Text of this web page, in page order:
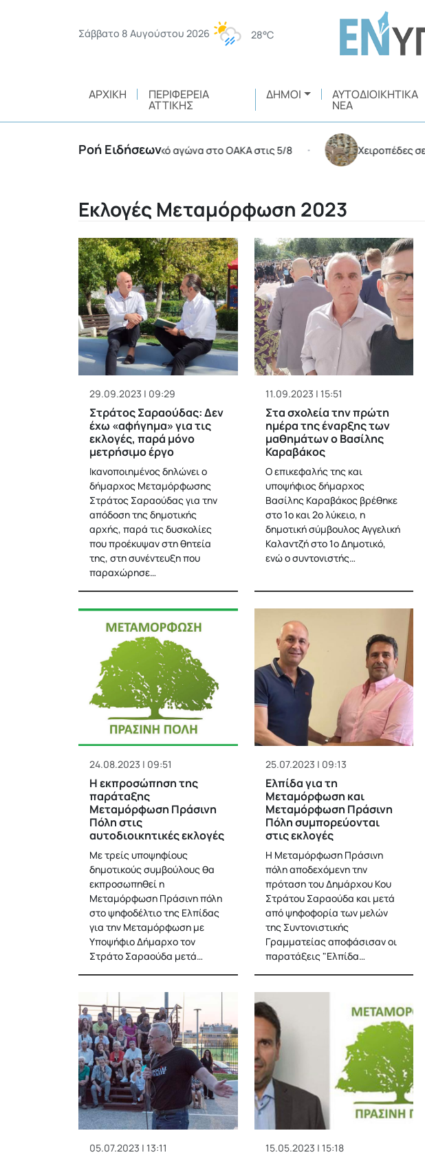
Σάββατο 8 Αυγούστου 2026 28°C
ΑΡΧΙΚΉ ΠΕΡΙΦΈΡΕΙΑ
ΑΤΤΙΚΉΣ
ΔΉΜΟΙ ΑΥΤΟΔΙΟΙΚΗΤΙΚΆ
ΝΈΑ
Ροή Ειδήσεων
σε ποδοσφαιρικό αγώνα στο ΟΑΚΑ στις 5/8 • Χειροπέδες σε 35χρονο
Εκλογές Μεταμόρφωση 2023
29.09.2023 | 09:29
Στράτος Σαραούδας: Δεν
έχω «αφήγημα» για τις
εκλογές, παρά μόνο
μετρήσιμο έργο
Ικανοποιημένος δηλώνει ο
δήμαρχος Μεταμόρφωσης
Στράτος Σαραούδας για την
απόδοση της δημοτικής
αρχής, παρά τις δυσκολίες
που προέκυψαν στη θητεία
της, στη συνέντευξη που
παραχώρησε…
11.09.2023 | 15:51
Στα σχολεία την πρώτη
ημέρα της έναρξης των
μαθημάτων ο Βασίλης
Καραβάκος
Ο επικεφαλής της και
υποψήφιος δήμαρχος
Βασίλης Καραβάκος βρέθηκε
στο 1ο και 2ο λύκειο, η
δημοτική σύμβουλος Αγγελική
Καλαντζή στο 1ο Δημοτικό,
ενώ ο συντονιστής…
24.08.2023 | 09:51
Η εκπροσώπηση της
παράταξης
Μεταμόρφωση Πράσινη
Πόλη στις
αυτοδιοικητικές εκλογές
Με τρείς υποψηφίους
δημοτικούς συμβούλους θα
εκπροσωπηθεί η
Μεταμόρφωση Πράσινη πόλη
στο ψηφοδέλτιο της Ελπίδας
για την Μεταμόρφωση με
Υποψήφιο Δήμαρχο τον
Στράτο Σαραούδα μετά…
25.07.2023 | 09:13
Ελπίδα για τη
Μεταμόρφωση και
Μεταμόρφωση Πράσινη
Πόλη συμπορεύονται
στις εκλογές
Η Μεταμόρφωση Πράσινη
πόλη αποδεχόμενη την
πρόταση του Δημάρχου Κου
Στράτου Σαραούδα και μετά
από ψηφοφορία των μελών
της Συντονιστικής
Γραμματείας αποφάσισαν οι
παρατάξεις "Ελπίδα…
05.07.2023 | 13:11 15.05.2023 | 15:18